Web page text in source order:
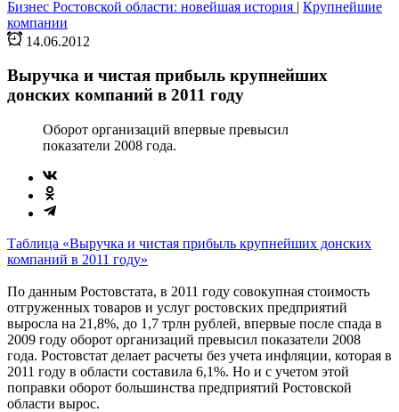
Бизнес Ростовской области: новейшая история | Крупнейшие
компании
14.06.2012
Выручка и чистая прибыль крупнейших
донских компаний в 2011 году
Оборот организаций впервые превысил
показатели 2008 года.
Таблица «Выручка и чистая прибыль крупнейших донских
компаний в 2011 году»
По данным Ростовстата, в 2011 году совокупная стоимость
отгруженных товаров и услуг ростовских предприятий
выросла на 21,8%, до 1,7 трлн рублей, впервые после спада в
2009 году оборот организаций превысил показатели 2008
года. Ростовстат делает расчеты без учета инфляции, которая в
2011 году в области составила 6,1%. Но и с учетом этой
поправки оборот большинства предприятий Ростовской
области вырос.